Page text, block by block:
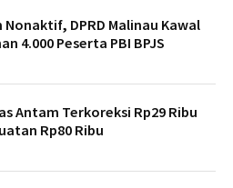
Nonaktif, DPRD Malinau Kawal
4.000 Peserta PBI BPJS
Antam Terkoreksi Rp29 Ribu
Rp80 Ribu